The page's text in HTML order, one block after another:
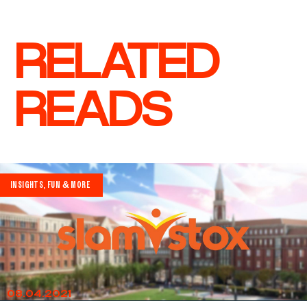
RELATED
READS
INSIGHTS, FUN & MORE
08.04.2021